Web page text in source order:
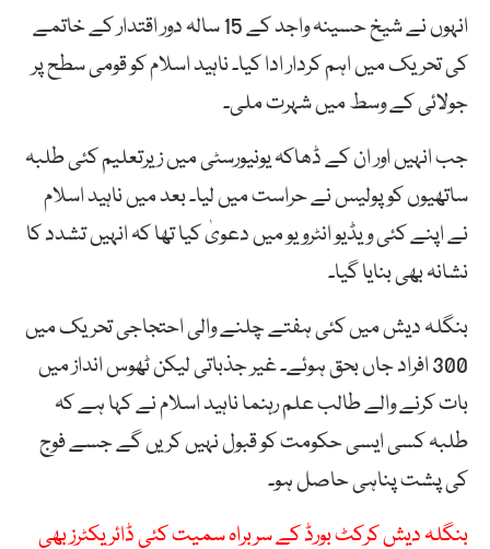
انہوں نے شیخ حسینہ واجد کے 15 سالہ دور اقتدار کے خاتمے
کی تحریک میں اہم کردار ادا کیا۔ ناہید اسلام کو قومی سطح پر
جولائی کے وسط میں شہرت ملی۔
جب انہیں اور ان کے ڈھاکہ یونیورسٹی میں زیرتعلیم کئی طلبہ
ساتھیوں کو پولیس نے حراست میں لیا۔ بعد میں ناہید اسلام
نے اپنے کئی ویڈیو انٹرویو میں دعویٰ کیا تھا کہ انہیں تشدد کا
نشانہ بھی بنایا گیا۔
بنگلہ دیش میں کئی ہفتے چلنے والی احتجاجی تحریک میں
300 افراد جاں بحق ہوئے۔ غیر جذباتی لیکن ٹھوس انداز میں
بات کرنے والے طالب علم رہنما ناہید اسلام نے کہا ہے کہ
طلبہ کسی ایسی حکومت کو قبول نہیں کریں گے جسے فوج
کی پشت پناہی حاصل ہو۔
بنگلہ دیش کرکٹ بورڈ کے سربراہ سمیت کئی ڈائریکٹرز بھی